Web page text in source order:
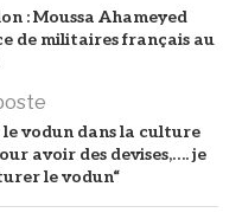
: Moussa Ahameyed
de militaires français au
vodun dans la culture
avoir des devises,…. je
le vodun“